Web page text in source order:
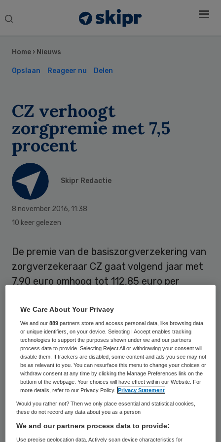
Search
Home › Nieuws
Opslaan Reageer nu Delen
CZ verhoogt
zorgpremie met 7,5
procent
Skipr Redactie
8 november 2016, 11:38
10 keer gelezen
De premie van de basiszorgverzekering van
zorgverzekeraar CZ gaat volgend jaar met
7,90 euro omhoog tot 112,85 euro per
7,5 procent, maakte het
verzekeringsconcern dinsdag bekend.
Volgens CZ is dat bedrag nog altijd ver
onder de kostprijs. De zorgverzekeraar
verwacht het komende jaar per verzekerde
maandelijks 125,20 euro aan zorgkosten
kwijt te zijn. Het tekort van 12,35 euro zegt
CZ aan te vullen uit de reserves.
Sidebar
We Care About Your Privacy
We and our889 partners store and access personal data, like browsing data
or unique identifiers, on your device. Selecting I Accept enables tracking
technologies to support the purposes shown under we and our partners
process data to provide. Selecting Reject All or withdrawing your consent will
disable them. If trackers are disabled, some content and ads you see may not
be as relevant to you. You can resurface this menu to change your choices or
withdraw consent at any time by clicking the Manage Preferences link on the
bottom of the webpage. Your choices will have effect within our Website. For
more details, refer to our Privacy Policy.
Privacy Statement
Would you rather not? Then we only place essential and statistical cookies,
these do not record any data about you as a person
We and our partners process data to provide:
Use precise geolocation data. Actively scan device characteristics for